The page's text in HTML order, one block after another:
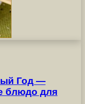
Год —
блюдо для